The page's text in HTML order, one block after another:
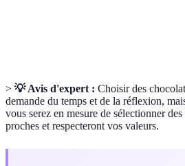
> 💡 Avis d'expert : Choisir des
demande du temps et de la réflexion,
vous serez en mesure de sélectionner
proches et respecteront vos valeurs.